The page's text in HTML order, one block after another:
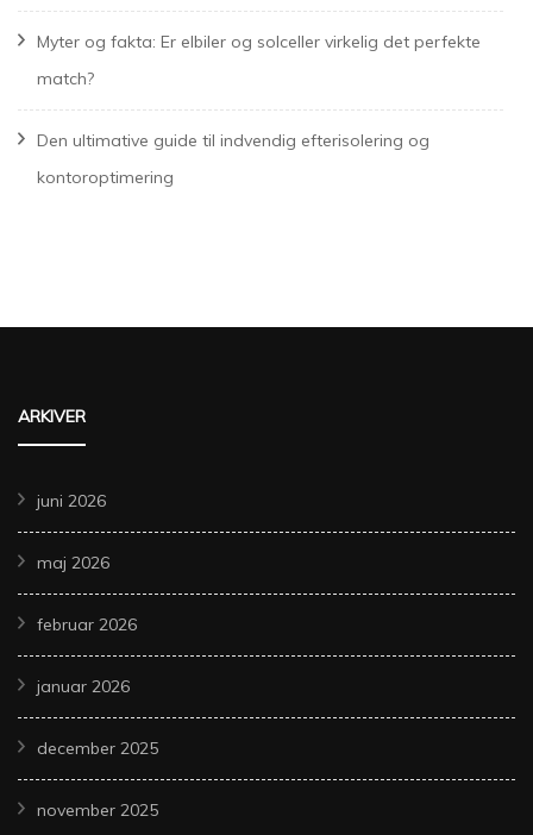
Myter og fakta: Er elbiler og solceller virkelig det perfekte
match?
Den ultimative guide til indvendig efterisolering og
kontoroptimering
ARKIVER
juni 2026
maj 2026
februar 2026
januar 2026
december 2025
november 2025